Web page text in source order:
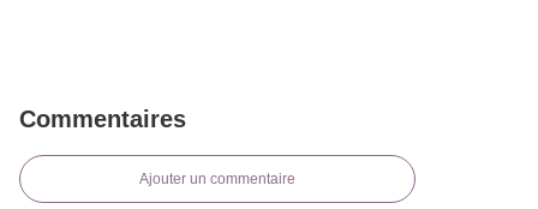
Commentaires
Ajouter un commentaire